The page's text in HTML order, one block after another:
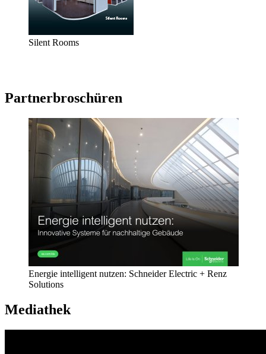
Silent Rooms
Partnerbroschüren
Energie intelligent nutzen: Schneider Electric + Renz
Solutions
Mediathek